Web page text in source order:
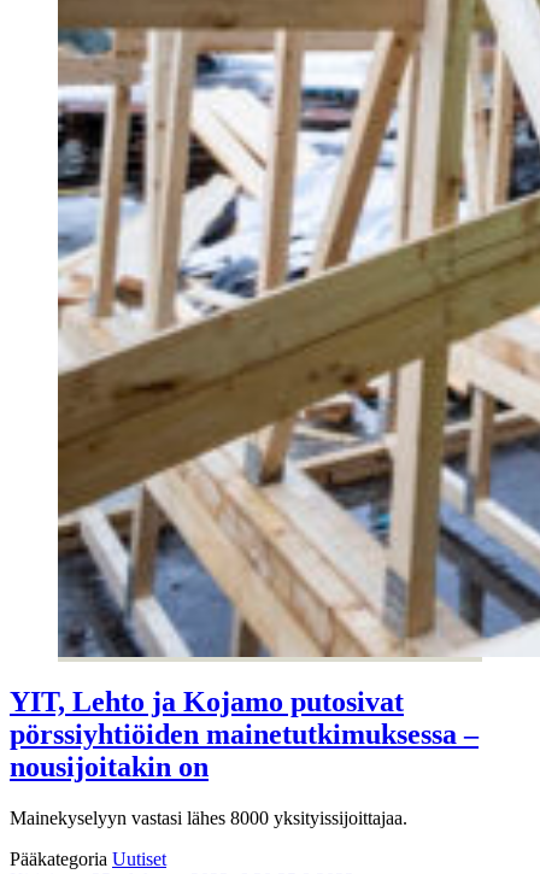
YIT, Lehto ja Kojamo putosivat
pörssiyhtiöiden mainetutkimuksessa –
nousijoitakin on
Mainekyselyyn vastasi lähes 8000 yksityissijoittajaa.
Pääkategoria Uutiset